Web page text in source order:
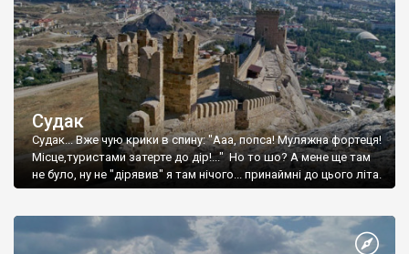
Судак
Судак... Вже чую крики в спину: "Ааа, попса! Муляжна фортеця!
Місце,туристами затерте до дір!..." Но то шо? А мене ще там
не було, ну не "дірявив" я там нічого... принаймні до цього літа.